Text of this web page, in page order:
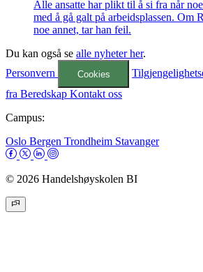
Alle ansatte har plikt til å si fra når
med å gå galt på arbeidsplassen. Om
noe annet, tar han feil.
Du kan også se alle nyheter her.
Personvern
Cookies
fra Beredskap Kontakt oss
Campus:
Oslo Bergen Trondheim Stavanger
© 2026 Handelshøyskolen BI